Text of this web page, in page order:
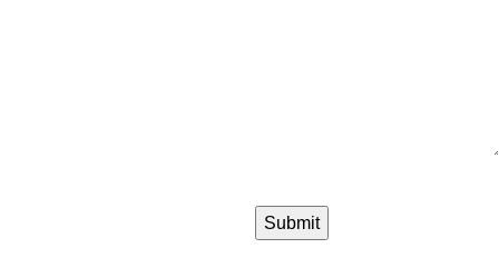
Submit